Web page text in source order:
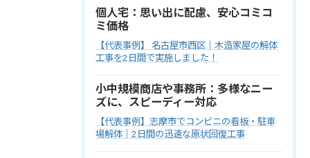
個人宅：思い出に配慮、安心コミコ
ミ価格
【代表事例】 名古屋市西区｜木造家屋の解体
工事を2日間で実施しました！
小中規模商店や事務所：多様なニー
ズに、スピーディー対応
【代表事例】志摩市でコンビニの看板・駐車
場解体｜2日間の迅速な原状回復工事